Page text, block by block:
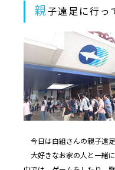
親子遠足に行
今日は白組さんの親子遠足
大好きなお家の人と一緒